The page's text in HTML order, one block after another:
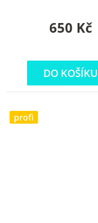
650 Kč
DO KOŠÍKU
profi